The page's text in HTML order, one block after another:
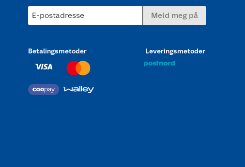
E-postadresse Meld meg på
Betalingsmetoder Leveringsmetoder